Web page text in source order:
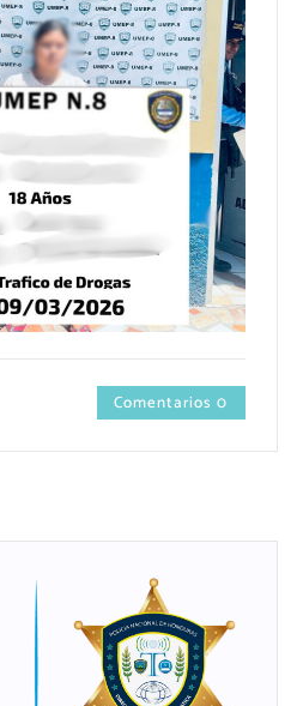
Comentarios 0